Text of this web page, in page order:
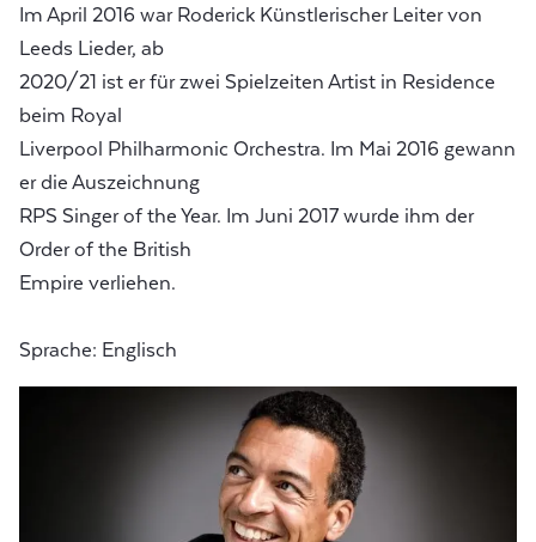
Im April 2016 war Roderick Künstlerischer Leiter von
Leeds Lieder, ab
2020/21 ist er für zwei Spielzeiten Artist in Residence
beim Royal
Liverpool Philharmonic Orchestra. Im Mai 2016 gewann
er die Auszeichnung
RPS Singer of the Year. Im Juni 2017 wurde ihm der
Order of the British
Empire verliehen.
Sprache: Englisch